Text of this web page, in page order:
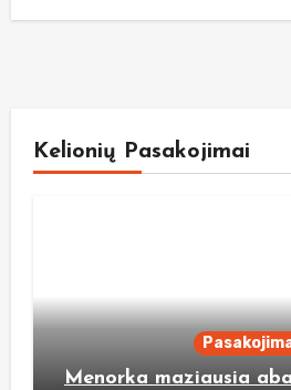
Kelionių Pasakojimai
Menorka maziausia